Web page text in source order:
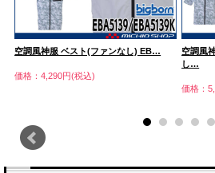
空調風神服 ベスト(ファンなし) EB…
価格：4,290円(税込)
空調風
し…
価格：